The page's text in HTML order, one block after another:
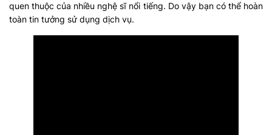
quen thuộc của nhiều nghệ sĩ nổi tiếng. Do vậy bạn có thể hoàn
toàn tin tưởng sử dụng dịch vụ.